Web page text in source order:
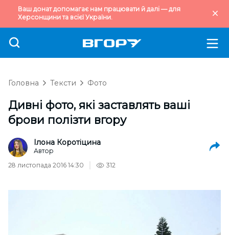
Ваш донат допомагає нам працювати й далі — для
Херсонщини та всієї України.
Головна Тексти Фото
Дивні фото, які заставлять ваші
брови полізти вгору
Ілона Коротіцина
Автор
28 листопада 2016 14:30
312